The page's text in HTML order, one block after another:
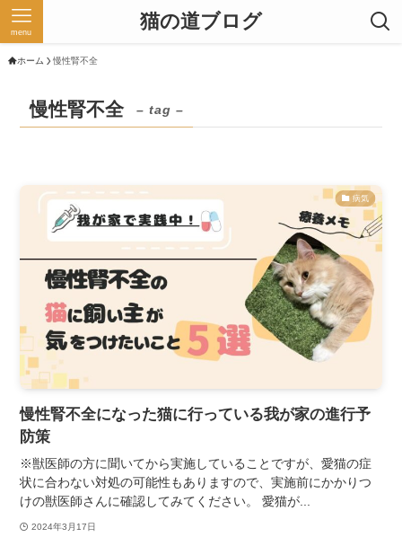
猫の道ブログ
menu
ホーム 慢性腎不全
慢性腎不全 – tag –
病気
慢性腎不全になった猫に行っている我が家の進行予
防策
※獣医師の方に聞いてから実施していることですが、愛猫の症
状に合わない対処の可能性もありますので、実施前にかかりつ
けの獣医師さんに確認してみてください。 愛猫が...
2024年3月17日